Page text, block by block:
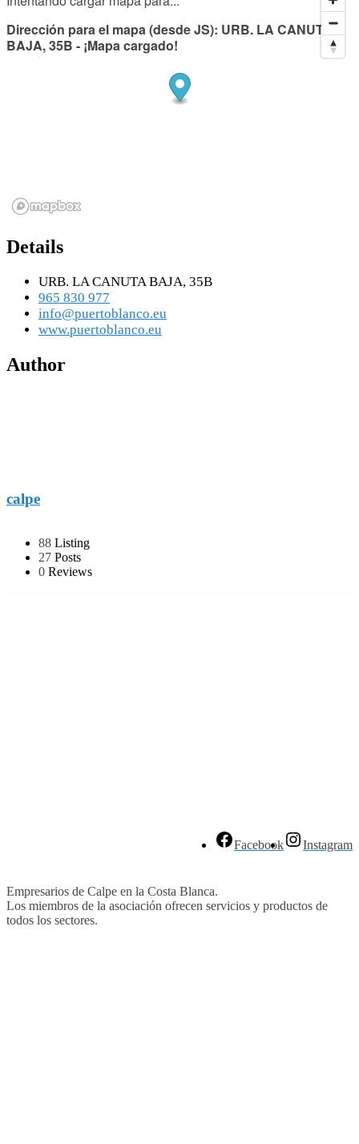
Dirección para el mapa (desde JS): URB. LA CANUTA
BAJA, 35B - ¡Mapa cargado!
Details
URB. LA CANUTA BAJA, 35B
965 830 977
info@puertoblanco.eu
www.puertoblanco.eu
Author
calpe
88 Listing
27 Posts
0 Reviews
Facebook Instagram
Empresarios de Calpe en la Costa Blanca.
Los miembros de la asociación ofrecen servicios y productos de
todos los sectores.